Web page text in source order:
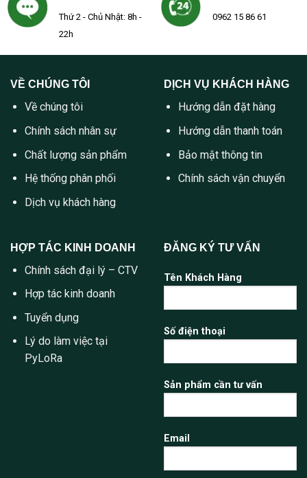
Thứ 2 - Chủ Nhật: 8h -
22h
0962 15 86 61
VỀ CHÚNG TÔI
Về chúng tôi
Chính sách nhân sự
Chất lượng sản phẩm
Hệ thống phân phối
Dịch vụ khách hàng
DỊCH VỤ KHÁCH HÀNG
Hướng dẫn đặt hàng
Hướng dẫn thanh toán
Bảo mật thông tin
Chính sách vận chuyển
HỢP TÁC KINH DOANH
Chính sách đại lý – CTV
Hợp tác kinh doanh
Tuyển dụng
Lý do làm việc tại
PyLoRa
ĐĂNG KÝ TƯ VẤN
Tên Khách Hàng
Số điện thoại
Sản phẩm cần tư vấn
Email